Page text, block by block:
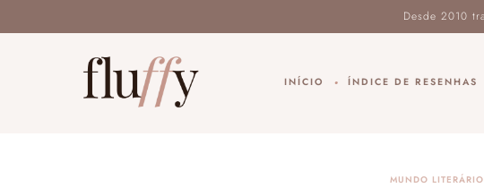
INÍCIO ÍNDICE DE RESENHAS
MUNDO LITERÁRIO